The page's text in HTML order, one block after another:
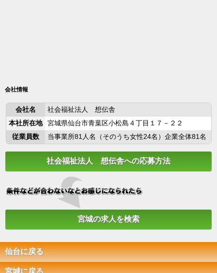
会社情報
会社名
社会福祉法人 想伝舎
本社所在地
宮城県仙台市青葉区小松島４丁目１７－２２
従業員数
当事業所81人名（そのうち女性24名）企業全体81名
社会福祉法人 想伝舎への応募方法
宮城の求人を検索
仙台に戻る
宮城に戻る